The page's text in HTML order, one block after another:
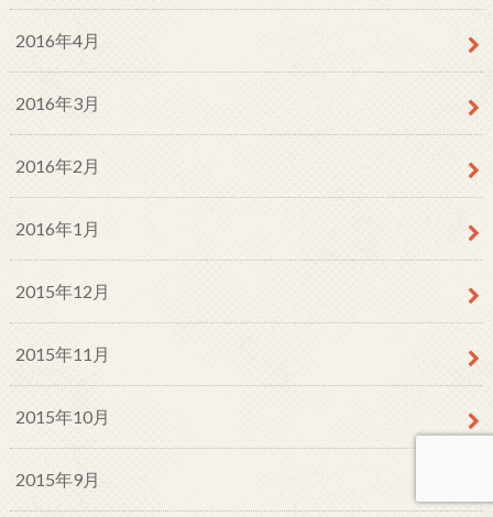
2016年4月
2016年3月
2016年2月
2016年1月
2015年12月
2015年11月
2015年10月
2015年9月